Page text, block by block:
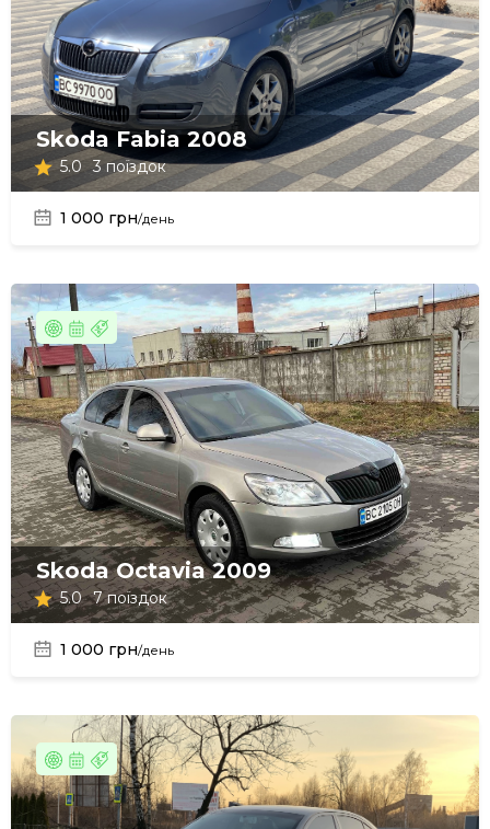
Skoda Fabia 2008
5.0 3 поїздок
1 000 грн/день
Skoda Octavia 2009
5.0 7 поїздок
1 000 грн/день